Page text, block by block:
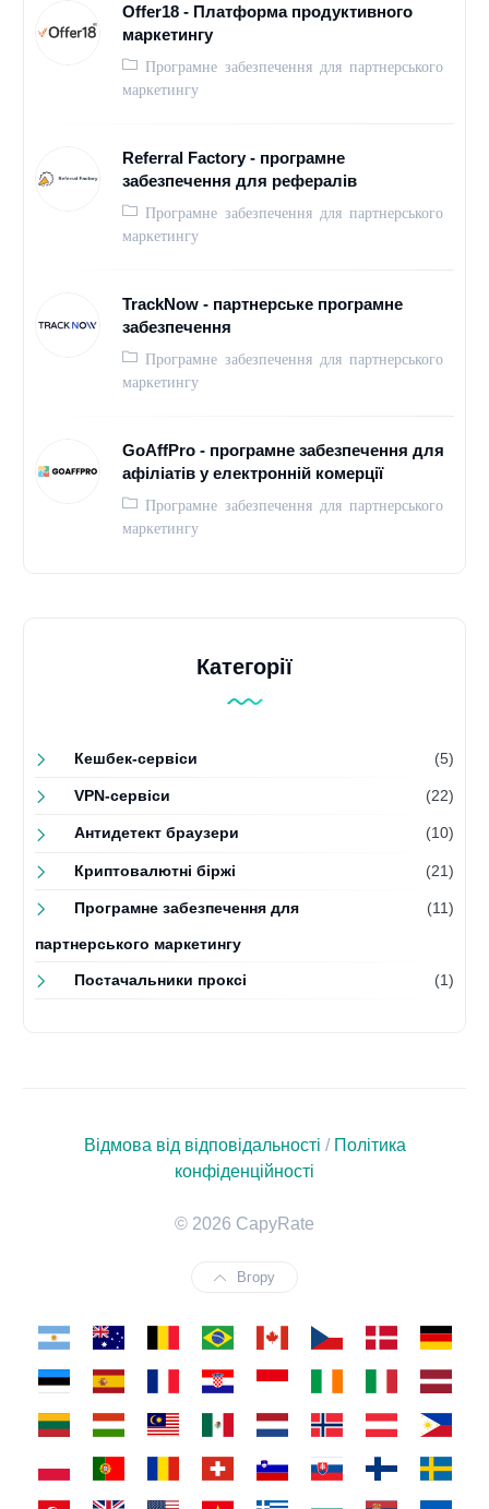
Offer18 - Платформа продуктивного
маркетингу
Програмне забезпечення для партнерського
маркетингу
Referral Factory - програмне
забезпечення для рефералів
Програмне забезпечення для партнерського
маркетингу
TrackNow - партнерське програмне
забезпечення
Програмне забезпечення для партнерського
маркетингу
GoAffPro - програмне забезпечення для
афіліатів у електронній комерції
Програмне забезпечення для партнерського
маркетингу
Категорії
Кешбек-сервіси (5)
VPN-сервіси (22)
Антидетект браузери (10)
Криптовалютні біржі (21)
Програмне забезпечення для
партнерського маркетингу
(11)
Постачальники проксі (1)
Відмова від відповідальності / Політика
конфіденційності
© 2026 CapyRate
Вгору